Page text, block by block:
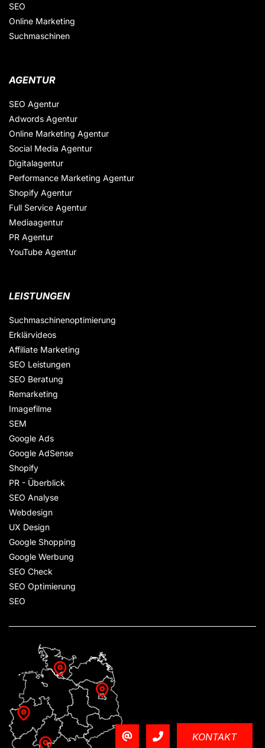
SEO
Online Marketing
Suchmaschinen
AGENTUR
SEO Agentur
Adwords Agentur
Online Marketing Agentur
Social Media Agentur
Digitalagentur
Performance Marketing Agentur
Shopify Agentur
Full Service Agentur
Mediaagentur
PR Agentur
YouTube Agentur
LEISTUNGEN
Suchmaschinenoptimierung
Erklärvideos
Affiliate Marketing
SEO Leistungen
SEO Beratung
Remarketing
Imagefilme
SEM
Google Ads
Google AdSense
Shopify
PR - Überblick
SEO Analyse
Webdesign
UX Design
Google Shopping
Google Werbung
SEO Check
SEO Optimierung
SEO
KONTAKT